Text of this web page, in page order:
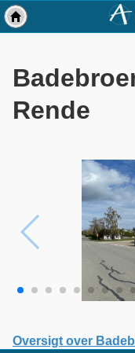
Rende
Oversigt over